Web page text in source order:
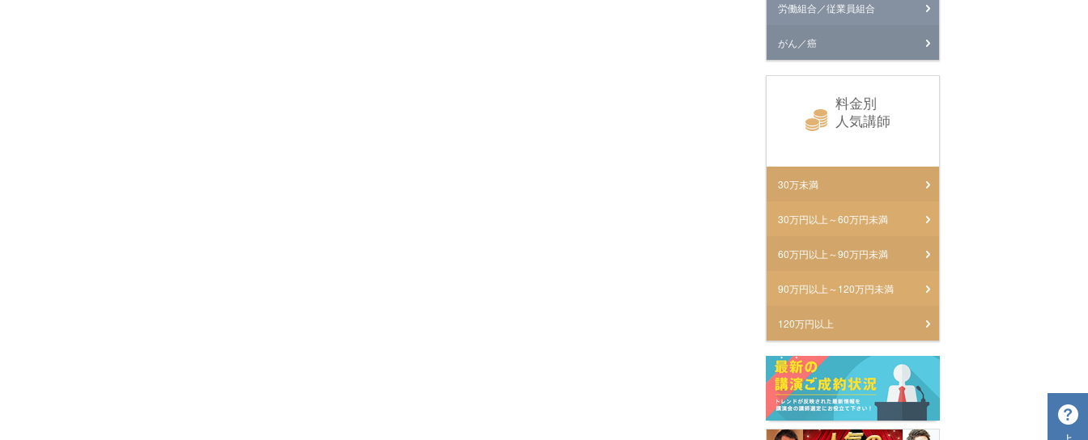
労働組合／従業員組合
がん／癌
料金別
人気講師
30万未満
30万円以上～60万円未満
60万円以上～90万円未満
90万円以上～120万円未満
120万円以上